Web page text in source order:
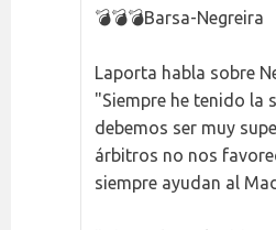
💣💣💣Barsa-Negreira
Laporta habla sobre
"Siempre he tenido la
debemos ser muy
árbitros no nos
siempre ayudan al